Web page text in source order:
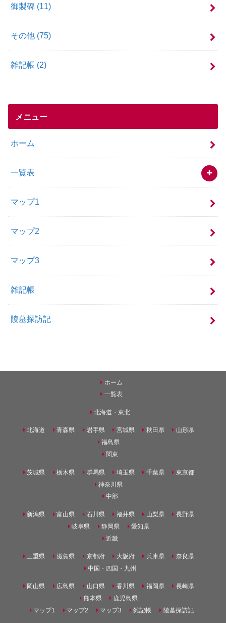
御製碑 (11)
その他 (75)
雑記帳 (2)
メニュー
ホーム
一覧表
マップ1
マップ2
マップ3
雑記帳
陵墓探訪記
ホーム
一覧表
北海道・東北
北海道 青森県 岩手県 宮城県 秋田県
山形県
福島県
関東
茨城県 栃木県 群馬県 埼玉県 千葉県
東京都
神奈川県
中部
新潟県 富山県 石川県 福井県 山梨県
長野県
岐阜県
静岡県
愛知県
近畿
三重県 滋賀県 京都府 大阪府 兵庫県
奈良県
中国・四国・九州
岡山県 広島県 山口県 香川県 福岡県
長崎県
熊本県
鹿児島県
マップ1
マップ2 マップ3 雑記帳 陵墓探訪記